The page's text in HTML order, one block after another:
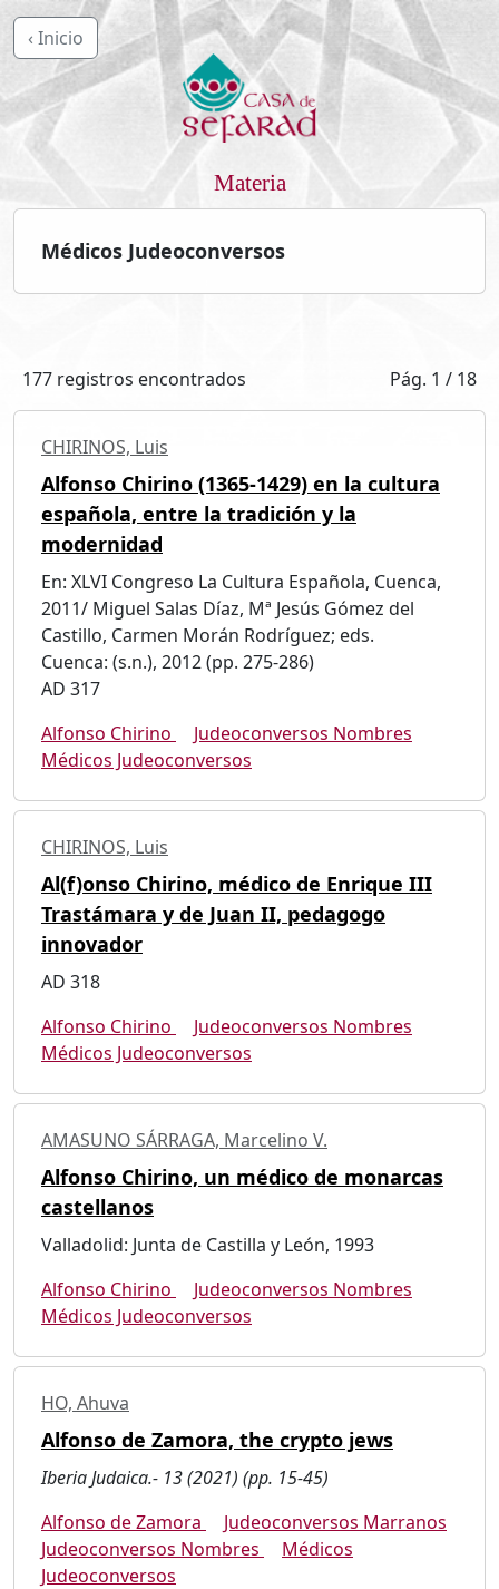
‹ Inicio
Materia
Médicos Judeoconversos
177 registros encontrados Pág. 1 / 18
CHIRINOS, Luis
Alfonso Chirino (1365-1429) en la cultura
española, entre la tradición y la
modernidad
En: XLVI Congreso La Cultura Española, Cuenca,
2011/ Miguel Salas Díaz, Mª Jesús Gómez del
Castillo, Carmen Morán Rodríguez; eds.
Cuenca: (s.n.), 2012 (pp. 275-286)
AD 317
Alfonso Chirino
Judeoconversos Nombres
Médicos Judeoconversos
CHIRINOS, Luis
Al(f)onso Chirino, médico de Enrique III
Trastámara y de Juan II, pedagogo
innovador
AD 318
Alfonso Chirino
Judeoconversos Nombres
Médicos Judeoconversos
AMASUNO SÁRRAGA, Marcelino V.
Alfonso Chirino, un médico de monarcas
castellanos
Valladolid: Junta de Castilla y León, 1993
Alfonso Chirino
Judeoconversos Nombres
Médicos Judeoconversos
HO, Ahuva
Alfonso de Zamora, the crypto jews
Iberia Judaica.- 13 (2021) (pp. 15-45)
Alfonso de Zamora
Judeoconversos Marranos
Judeoconversos Nombres
Médicos
Judeoconversos